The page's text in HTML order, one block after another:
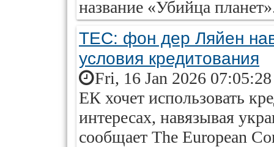
название «Убийца
ТЕС: фон дер Ляйен
условия кредитования
Fri, 16 Jan 2026
ЕК хочет использовать
интересах, навязывая
сообщает The European